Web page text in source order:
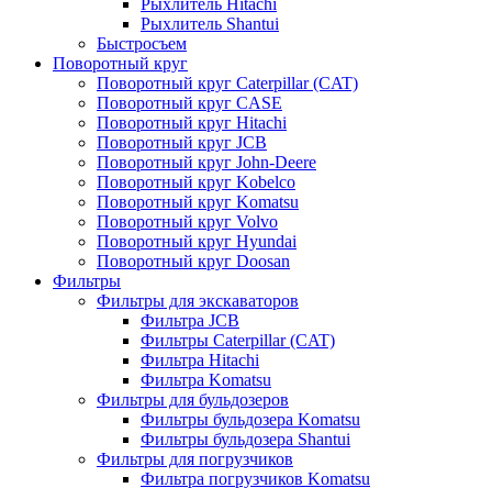
Рыхлитель Shantui
Быстросъем
Поворотный круг
Поворотный круг Caterpillar (CAT)
Поворотный круг CASE
Поворотный круг Hitachi
Поворотный круг JCB
Поворотный круг John-Deere
Поворотный круг Kobelco
Поворотный круг Komatsu
Поворотный круг Volvo
Поворотный круг Hyundai
Поворотный круг Doosan
Фильтры
Фильтры для экскаваторов
Фильтра JCB
Фильтры Caterpillar (CAT)
Фильтра Hitachi
Фильтра Komatsu
Фильтры для бульдозеров
Фильтры бульдозера Komatsu
Фильтры бульдозера Shantui
Фильтры для погрузчиков
Фильтра погрузчиков Komatsu